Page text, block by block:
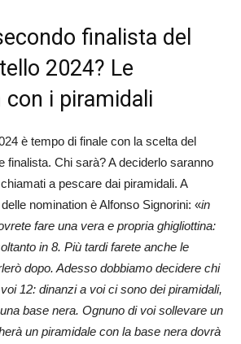
finalista del
2024? Le
i piramidali
è tempo di finale con la scelta del
finalista. Chi sarà? A deciderlo saranno
a pescare dai piramidali. A
nomination è Alfonso Signorini: «in
fare una vera e propria ghigliottina:
in 8. Più tardi farete anche le
dopo. Adesso dobbiamo decidere chi
12: dinanzi a voi ci sono dei piramidali,
base nera. Ognuno di voi sollevare un
un piramidale con la base nera dovrà